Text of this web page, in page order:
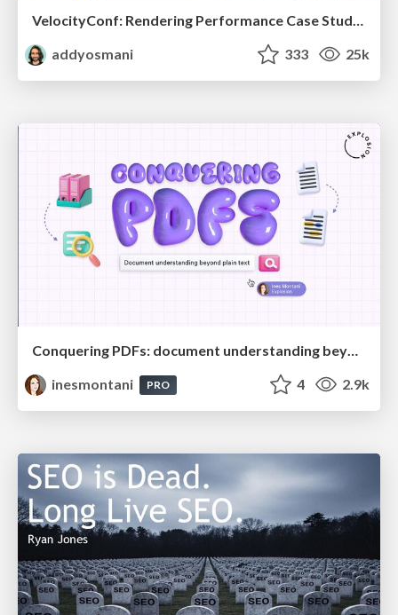
VelocityConf: Rendering Performance Case Studies
addyosmani
333 25k
Conquering PDFs: document understanding beyond plain text
inesmontani
PRO 4 2.9k